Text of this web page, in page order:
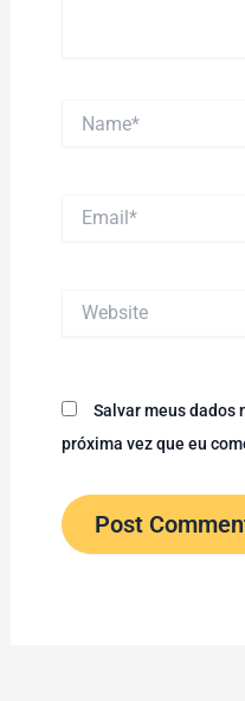
Salvar meus dados
próxima vez que eu